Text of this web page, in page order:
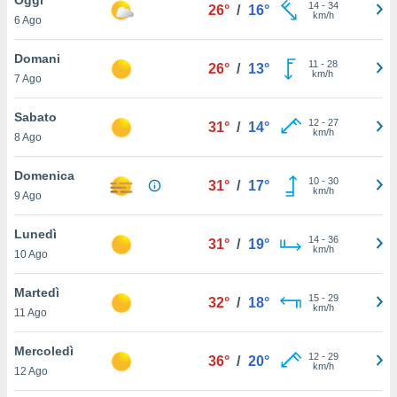
è
al sito
di
ci
di
il
un
la
nella
6 Ago
26° / 16° 14- 34
km/h
Domani
7 Ago
26° / 13° 11 - 28
km/h
Sabato
8 Ago
31° / 14° 12- 27
km/h
Domenica
9 Ago
31° / 17° 10- 30
km/h
Lunedì
10 Ago
31° / 19° 14- 36
km/h
Martedì
11 Ago
32° / 18° 15- 29
km/h
Mercoledì
12 Ago
36° / 20° 12- 29
km/h